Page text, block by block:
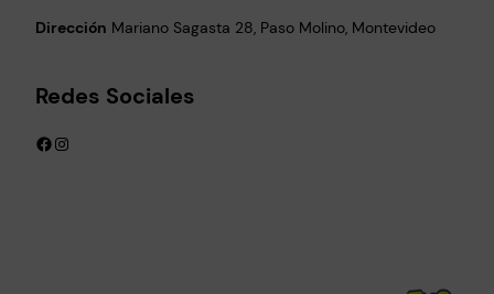
Dirección Mariano Sagasta 28, Paso Molino, Montevideo
Redes Sociales
Facebook Instagram